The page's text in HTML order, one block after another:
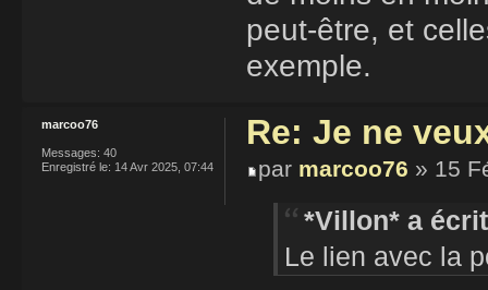
peut-être, et
exemple.
Re: Je ne
par marcoo76 » 15
*Villon* a
Le lien avec la
marcoo76
Messages: 40
Enregistré le: 14 Avr 2025, 07:44